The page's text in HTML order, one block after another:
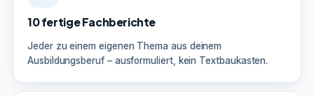
10 fertige Fachberichte
Jeder zu einem eigenen Thema aus deinem
Ausbildungsberuf – ausformuliert, kein Textbaukasten.